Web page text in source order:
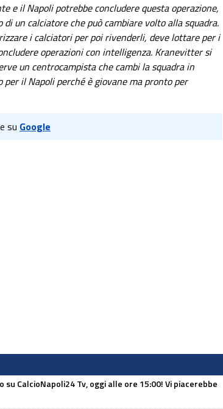
e il Napoli potrebbe concludere questa operazione,
un calciatore che può cambiare volto alla squadra.
i calciatori per poi rivenderli, deve lottare per i
operazioni con intelligenza. Kranevitter si
un centrocampista che cambi la squadra in
il Napoli perché è giovane ma pronto per
su Google
su CalcioNapoli24 Tv, oggi alle ore 15:00! Vi piacerebbe